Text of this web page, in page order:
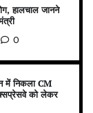
हालचाल जानने
0
में निकला CM
को लेकर